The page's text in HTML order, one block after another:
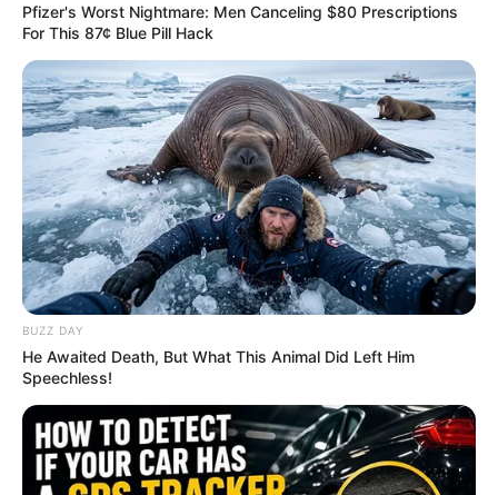
Pfizer's Worst Nightmare: Men Canceling $80 Prescriptions
For This 87¢ Blue Pill Hack
BUZZ DAY
He Awaited Death, But What This Animal Did Left Him
Speechless!